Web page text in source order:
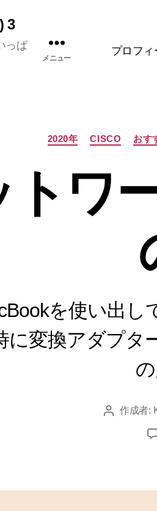
3
っぱ
メニュー
プロフィ
2020年 CISCO おす
トワ
を使い出し
に変換アダプタ
投 作成者: